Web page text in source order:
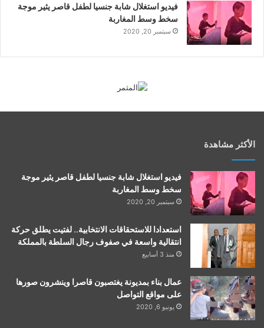
فيديو استغلال شابة جنسيا لطفل قاصر يثير موجة
سخط وسط المغاربة
سبتمبر 20, 2020
الأكثر مشاهدة
فيديو استغلال شابة جنسيا لطفل قاصر يثير موجة
سخط وسط المغاربة
سبتمبر 20, 2020
استعدادا للاستحقاقات الانتخابية.. لفتيت يطلق حركة
انتقالية واسعة في صفوف رجال السلطة بالمملكة
منذ 3 أسابيع
عمال بناء بمديونة يغتصبون قاصرا وينشرون صورها
على مواقع التواصل
يونيو 6, 2020